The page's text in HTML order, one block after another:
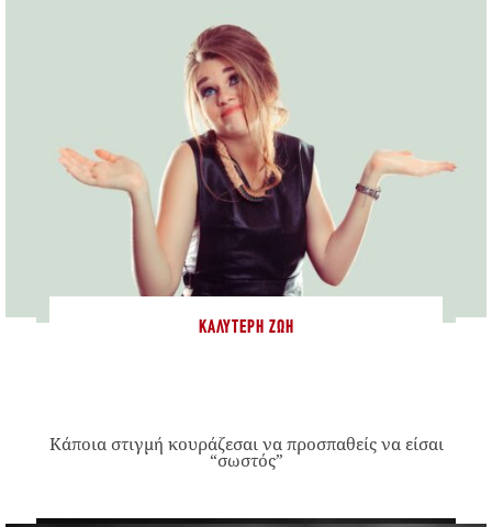
ΚΑΛΎΤΕΡΗ ΖΩΉ
Κάποια στιγμή κουράζεσαι να προσπαθείς να είσαι
“σωστός”